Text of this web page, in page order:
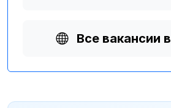
Все вакансии